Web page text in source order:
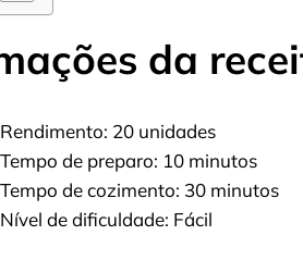
da
Rendimento: 20 unidades
Tempo de preparo: 10 minutos
Tempo de cozimento: 30 minutos
Nível de dificuldade: Fácil